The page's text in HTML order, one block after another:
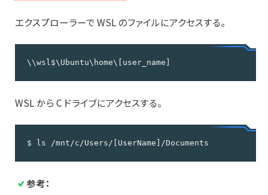
エクスプローラーで WSL のファイルにアクセスする。
\\wsl$\Ubuntu\home\[user_name]
WSL から C ドライブにアクセスする。
$ ls /mnt/c/Users/[UserName]/Documents
参考：